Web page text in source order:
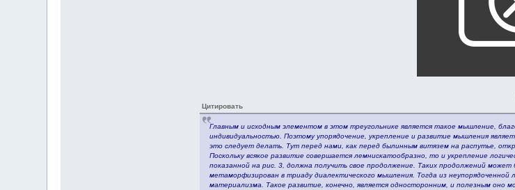
Цитировать
Главным и исходным элементом в этом треугольнике является такое мышление,
индивидуальностью. Поэтому упорядочение, укрепление и развитие мышления
это следует делать. Тут перед нами, как перед былинным витязем на распутье,
Поскольку всякое развитие совершается лемнискатообразно, то и укрепление
показанной на рис. 3, должна получить свое продолжение. Таких продолжений
метаморфизирован в триаду диалектического мышления. Тогда из
материализма. Такое развитие, конечно, является односторонним, и полезным